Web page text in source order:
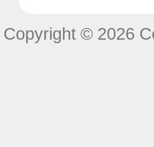
Copyright © 2026